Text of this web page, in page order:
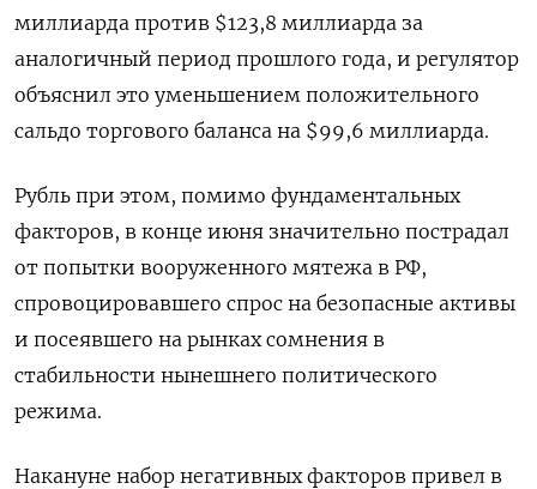
миллиарда против $123,8 миллиарда за
аналогичный период прошлого года, и регулятор
объяснил это уменьшением положительного
сальдо торгового баланса на $99,6 миллиарда.
Рубль при этом, помимо фундаментальных
факторов, в конце июня значительно пострадал
от попытки вооруженного мятежа в РФ,
спровоцировавшего спрос на безопасные активы
и посеявшего на рынках сомнения в
стабильности нынешнего политического
режима.
Накануне набор негативных факторов привел в